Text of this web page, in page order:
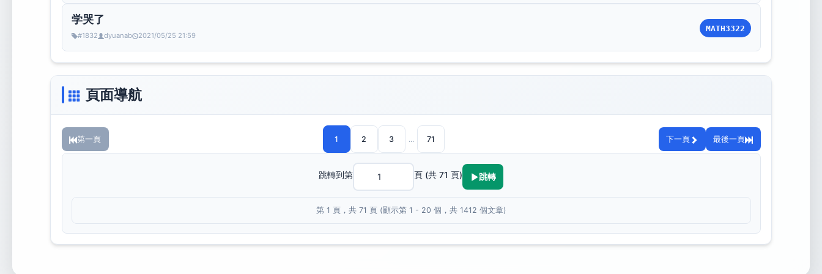
学哭了
#1832 dyuanab 2021/05/25 21:59
MATH3322
頁面導航
第一頁 1 2 3 ... 71 下一頁 最後一頁
跳轉到第 頁 (共 71 頁) 跳轉
第 1 頁，共 71 頁 (顯示第 1 - 20 個，共 1412 個文章)